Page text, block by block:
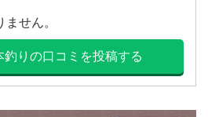
せん。
釣りの口コミを投稿する